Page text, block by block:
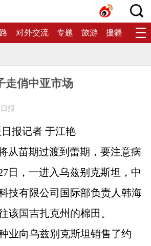
对外交流 专题 旅游 援疆 生态
走俏中亚市场
报
报记者 于江艳
从苗期过渡到蕾期，要注意病
日，一进入乌兹别克斯坦，中
技有限公司国际部负责人韩海
该国吉扎克州的棉田。
业向乌兹别克斯坦销售了约